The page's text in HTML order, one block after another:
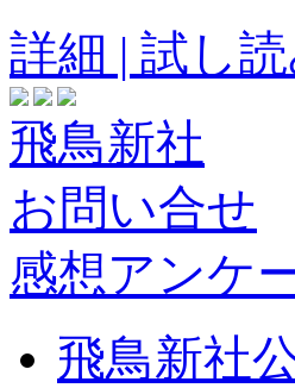
詳細 | 試し
飛鳥新社
お問い合せ
感想アンケ
飛鳥新社